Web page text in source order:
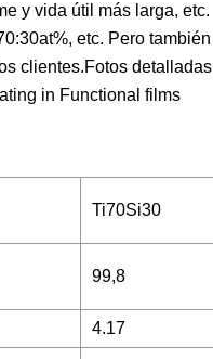
y vida útil más larga, etc.
etc. Pero también
clientes.Fotos detalladas
Ti70Si30
99,8
4.17